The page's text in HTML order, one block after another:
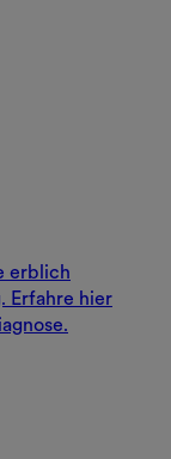
erblich
Erfahre hier